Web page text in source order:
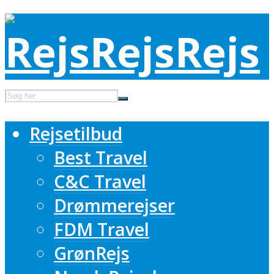
Rejsetilbud
Best Travel
C&C Travel
Drømmerejser
FDM Travel
GrønRejs